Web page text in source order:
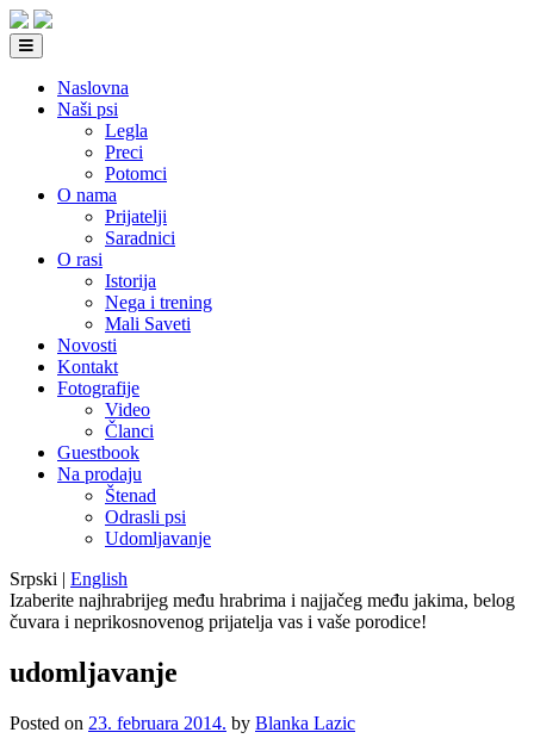
Naslovna
Naši psi
Legla
Preci
Potomci
O nama
Prijatelji
Saradnici
O rasi
Istorija
Nega i trening
Mali Saveti
Novosti
Kontakt
Fotografije
Video
Članci
Guestbook
Na prodaju
Štenad
Odrasli psi
Udomljavanje
Srpski | English
Izaberite najhrabrijeg među hrabrima i najjačeg među jakima, belog
čuvara i neprikosnovenog prijatelja vas i vaše porodice!
udomljavanje
Posted on 23. februara 2014. by Blanka Lazic